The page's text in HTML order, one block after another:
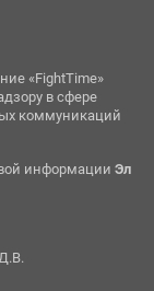
«FightTime»
в сфере
коммуникаций
информации Эл